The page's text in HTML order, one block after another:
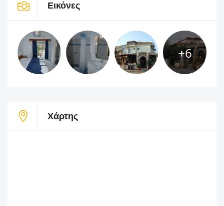
Εικόνες
+6
Χάρτης